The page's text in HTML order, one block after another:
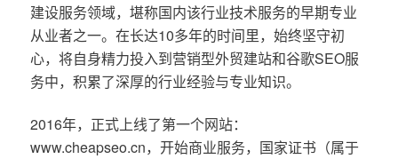
建设服务领域，堪称国内该行业技术服务的早期专业
从业者之一。在长达10多年的时间里，始终坚守初
心，将自身精力投入到营销型外贸建站和谷歌SEO服
务中，积累了深厚的行业经验与专业知识。
2016年，正式上线了第一个网站：
www.cheapseo.cn，开始商业服务，国家证书（属于